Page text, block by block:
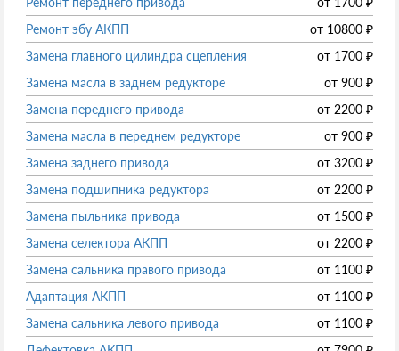
Ремонт эбу АКПП
от 10800 ₽
Замена главного цилиндра сцепления
от 1700 ₽
Замена масла в заднем редукторе
от 900 ₽
Замена переднего привода
от 2200 ₽
Замена масла в переднем редукторе
от 900 ₽
Замена заднего привода
от 3200 ₽
Замена подшипника редуктора
от 2200 ₽
Замена пыльника привода
от 1500 ₽
Замена селектора АКПП
от 2200 ₽
Замена сальника правого привода
от 1100 ₽
Адаптация АКПП
от 1100 ₽
Замена сальника левого привода
от 1100 ₽